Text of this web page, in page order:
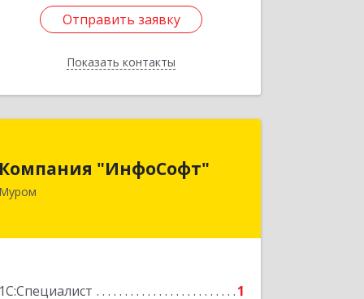
Отправить заявку
Показать контакты
Отправить заявку
Назад
Компания "ИнфоСофт"
Муром
1С:Специалист 1
602267, Владимирская обл, Муром г,
Подробнее